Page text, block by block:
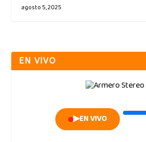
agosto 5, 2025
EN VIVO
▶EN VIVO